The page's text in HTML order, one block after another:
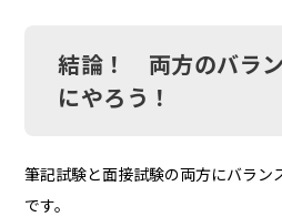
結論！ 両方のバラ
にやろう！
筆記試験と面接試験の両方にバラン
です。